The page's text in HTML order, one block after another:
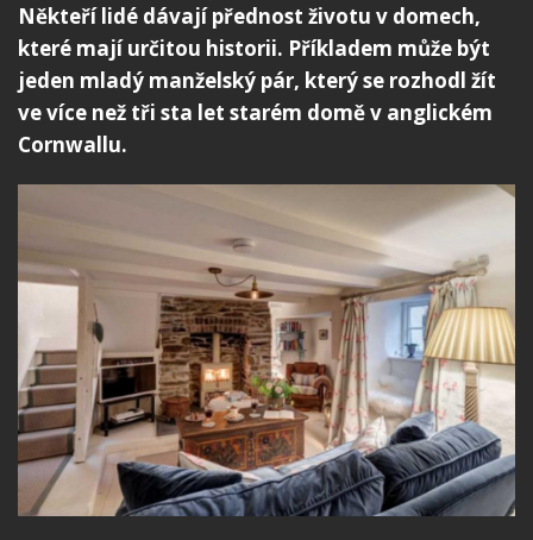
Někteří lidé dávají přednost životu v domech,
které mají určitou historii. Příkladem může být
jeden mladý manželský pár, který se rozhodl žít
ve více než tři sta let starém domě v anglickém
Cornwallu.